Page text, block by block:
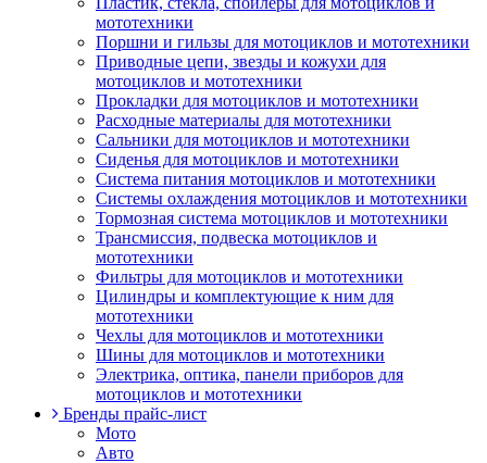
мототехники
Поршни и гильзы для мотоциклов и мототехники
Приводные цепи, звезды и кожухи для
мотоциклов и мототехники
Прокладки для мотоциклов и мототехники
Расходные материалы для мототехники
Сальники для мотоциклов и мототехники
Сиденья для мотоциклов и мототехники
Система питания мотоциклов и мототехники
Системы охлаждения мотоциклов и мототехники
Тормозная система мотоциклов и мототехники
Трансмиссия, подвеска мотоциклов и
мототехники
Фильтры для мотоциклов и мототехники
Цилиндры и комплектующие к ним для
мототехники
Чехлы для мотоциклов и мототехники
Шины для мотоциклов и мототехники
Электрика, оптика, панели приборов для
мотоциклов и мототехники
Бренды прайс-лист
Мото
Авто